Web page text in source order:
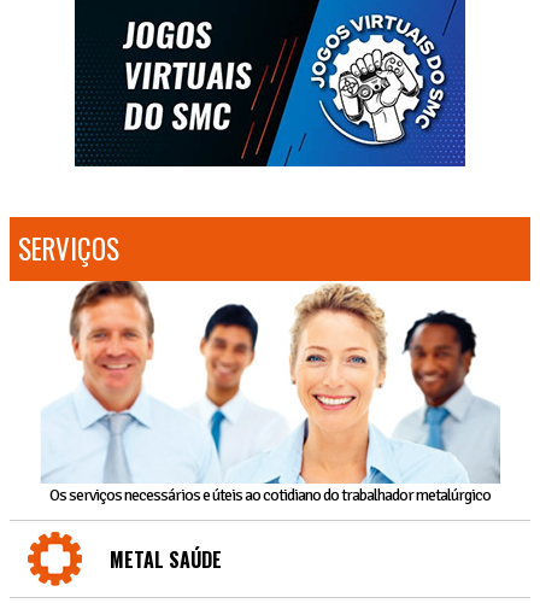
SERVIÇOS
Os serviços necessários e úteis ao cotidiano do trabalhador metalúrgico
METAL SAÚDE